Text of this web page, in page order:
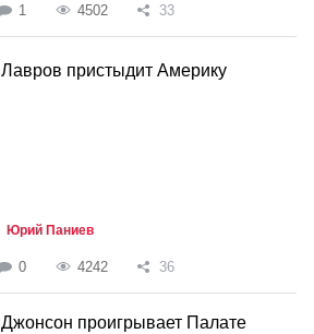
1 4502 33
Лавров пристыдит Америку
Юрий Паниев
0 4242 36
Джонсон проигрывает Палате